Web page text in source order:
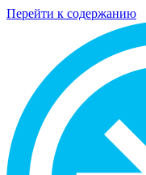
Перейти к содержанию